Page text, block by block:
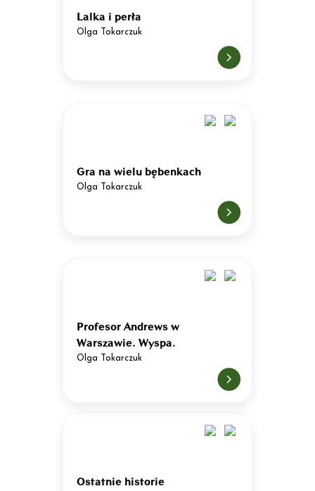
Lalka i perła
Olga Tokarczuk
Gra na wielu bębenkach
Olga Tokarczuk
Profesor Andrews w
Warszawie. Wyspa.
Olga Tokarczuk
Ostatnie historie